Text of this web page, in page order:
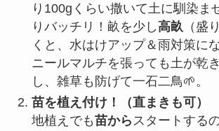
り100gくらい撒いて土に馴染ま
りバッチリ！畝を少し高畝 （盛
くと、水はけアップ＆雨対策に
ニールマルチを張っても土が乾
し、雑草も防げて一石二鳥🌱。
苗を植え付け！（直まきも可）
地植えでも苗からスタートする